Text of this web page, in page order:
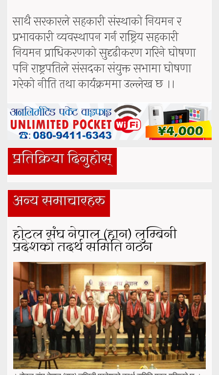
साथै सरकारले सहकारी संस्थाको नियमन र
प्रभावकारी व्यवस्थापन गर्न राष्ट्रिय सहकारी
नियमन प्राधिकरणको सुदृढीकरण गरिने घोषणा
पनि राष्ट्रपतिले संसदका संयुक्त सभामा घोषणा
गरेको नीति तथा कार्यक्रममा उल्लेख छ ।।
प्रतिक्रिया दिनुहोस्
अन्य समाचारहरु
होटल संघ नेपाल (हान) लुम्बिनी
प्रदेशको तदर्थ समिति गठन